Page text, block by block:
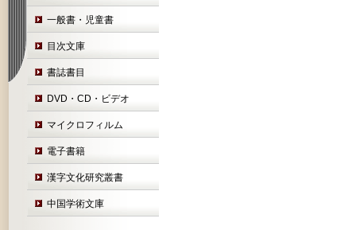
一般書・児童書
目次文庫
書誌書目
DVD・CD・ビデオ
マイクロフィルム
電子書籍
漢字文化研究叢書
中国学術文庫